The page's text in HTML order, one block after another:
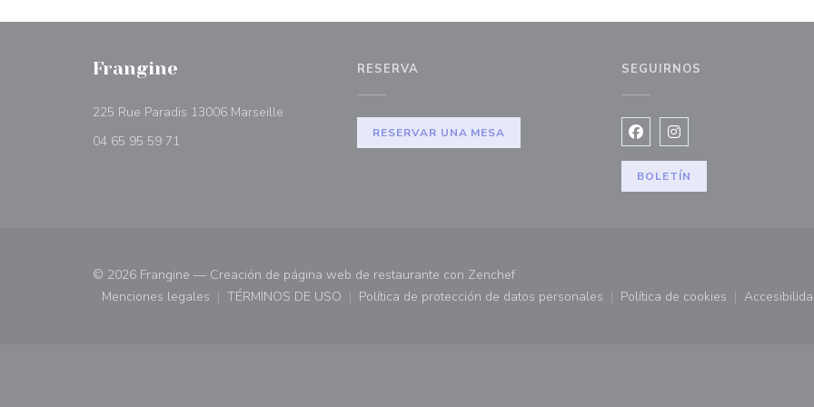
Frangine
225 Rue Paradis 13006 Marseille
04 65 95 59 71
RESERVA
RESERVAR UNA MESA
SEGUIRNOS
Facebook ((abre en una
Instagram ((abre en
BOLETÍN
© 2026 Frangine — Creación de página web de restaurante con Zenchef((abre en una nueva ventana))
Menciones legales
((abre en una nueva ventana))
TÉRMINOS DE USO
((abre en una nueva ventana))
Política de protección de datos personales
((abre en una nueva ventana))
Política de cookies
((abre en una nueva